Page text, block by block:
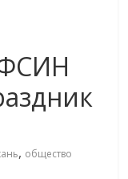
, общество